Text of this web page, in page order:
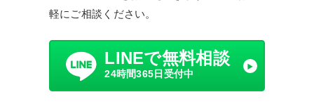
軽にご相談ください。
LINEで無料相談
24時間365日受付中